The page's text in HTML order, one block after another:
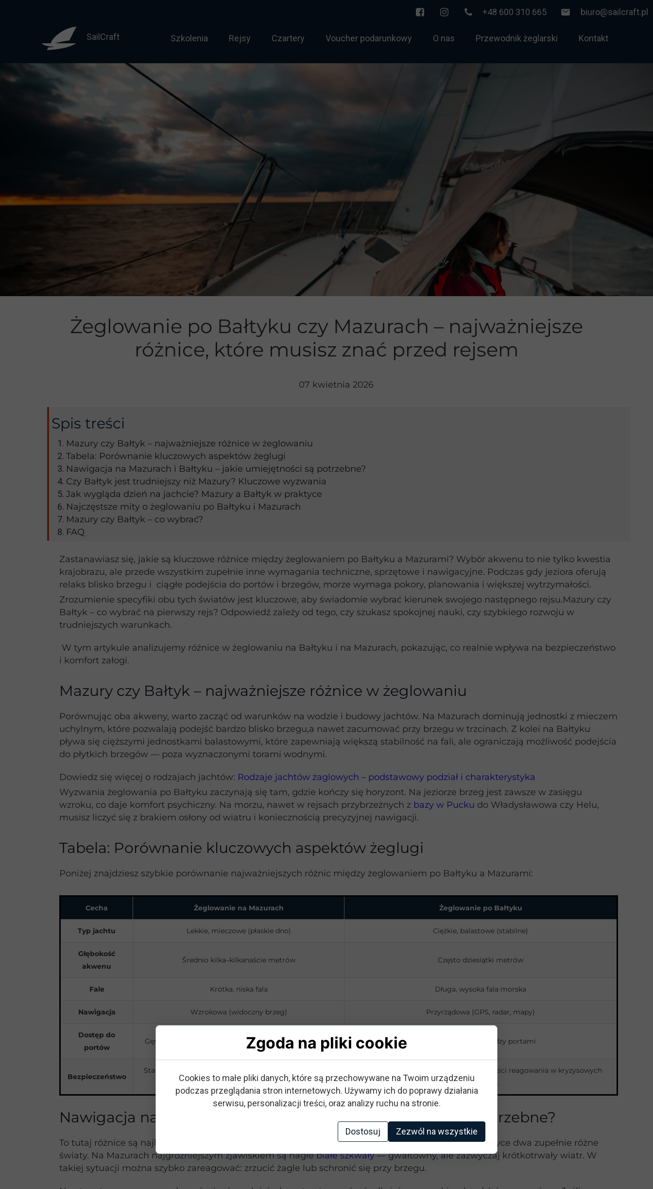
biuro@sailcraft.pl
+48 600 310 665
SailCraft Szkolenia
Sternik motorowodny
Motorowodny sternik morski
Licencja do holowania
Żeglarz jachtowy tygodniowy
Żeglarz jachtowy weekendowy
Jachtowy sternik morski
Manewrowanie jachtem
Rejsy
Norwegia 2026
Zachód Słońca
Twój rejs
Czartery Voucher podarunkowy O nas Przewodnik żeglarski Kontakt
Zastanawiasz się, jakie są kluczowe różnice między żeglowaniem po Bałtyku a Mazurami? Wybór akwenu to nie tylko kwestia
krajobrazu, ale przede wszystkim zupełnie inne wymagania techniczne, sprzętowe i nawigacyjne. Podczas gdy jeziora oferują
relaks blisko brzegu i ciągłe podejścia do portów i brzegów, morze wymaga pokory, planowania i większej wytrzymałości.
Zrozumienie specyfiki obu tych światów jest kluczowe, aby świadomie wybrać kierunek swojego następnego rejsu.Mazury czy
Bałtyk – co wybrać na pierwszy rejs? Odpowiedź zależy od tego, czy szukasz spokojnej nauki, czy szybkiego rozwoju w
trudniejszych warunkach.
W tym artykule analizujemy różnice w żeglowaniu na Bałtyku i na Mazurach, pokazując, co realnie wpływa na bezpieczeństwo
i komfort załogi.
Mazury czy Bałtyk – najważniejsze różnice w żeglowaniu
Porównując oba akweny, warto zacząć od warunków na wodzie i budowy jachtów. Na Mazurach dominują jednostki z mieczem
uchylnym, które pozwalają podejść bardzo blisko brzegu,a nawet zacumować przy brzegu w trzcinach. Z kolei na Bałtyku
pływa się cięższymi jednostkami balastowymi, które zapewniają większą stabilność na fali, ale ograniczają możliwość podejścia
do płytkich brzegów — poza wyznaczonymi torami wodnymi.
Dowiedz się więcej o rodzajach jachtów: Rodzaje jachtów żaglowych – podstawowy podział i charakterystyka
Wyzwania żeglowania po Bałtyku zaczynają się tam, gdzie kończy się horyzont. Na jeziorze brzeg jest zawsze w zasięgu
wzroku, co daje komfort psychiczny. Na morzu, nawet w rejsach przybrzeżnych z bazy w Pucku do Władysławowa czy Helu,
musisz liczyć się z brakiem osłony od wiatru i koniecznością precyzyjnej nawigacji.
Tabela: Porównanie kluczowych aspektów żeglugi
Poniżej znajdziesz szybkie porównanie najważniejszych różnic między żeglowaniem po Bałtyku a Mazurami:
Cecha Żeglowanie na Mazurach Żeglowanie po Bałtyku
Typ jachtu Lekkie, mieczowe (płaskie dno) Ciężkie, balastowe (stabilne)
Głębokość
akwenu
Średnio kilka–kilkanaście metrów Często dziesiątki metrów
Fale Krótka, niska fala Długa, wysoka fala morska
Nawigacja Wzrokowa (widoczny brzeg) Przyrządowa (GPS, radar, mapy)
Dostęp do
portów
Gęsta sieć portów i możliwość cumowania przy brzegu Duże odległości między portami
Bezpieczeństwo
Stała bliskość lądu i krótki czas oczekiwania na pomoc z
brzegu.
Konieczność samodzielności i umiejętności reagowania w kryzysowych
sytuacjach.
Nawigacja na Mazurach i Bałtyku – jakie umiejętności są potrzebne?
To tutaj różnice są najbardziej odczuwalne. Warunki pogodowe na Bałtyku i na Mazurach to w praktyce dwa zupełnie różne
światy. Na Mazurach najgroźniejszym zjawiskiem są nagłebiałe szkwały— gwałtowny, ale zazwyczaj krótkotrwały wiatr. W
takiej sytuacji można szybko zareagować: zrzucić żagle lub schronić się przy brzegu.
07 kwietnia 2026
Spis treści
Mazury czy Bałtyk – najważniejsze różnice w żeglowaniu
Tabela: Porównanie kluczowych aspektów żeglugi
Nawigacja na Mazurach i Bałtyku – jakie umiejętności są potrzebne?
Czy Bałtyk jest trudniejszy niż Mazury? Kluczowe wyzwania
Jak wygląda dzień na jachcie? Mazury a Bałtyk w praktyce
Najczęstsze mity o żeglowaniu po Bałtyku i Mazurach
Mazury czy Bałtyk – co wybrać?
FAQ
Żeglowanie po Bałtyku czy Mazurach – najważniejsze
różnice, które musisz znać przed rejsem
Zgoda na pliki cookie
Cookies to małe pliki danych, które są przechowywane na Twoim urządzeniu
podczas przeglądania stron internetowych. Używamy ich do poprawy działania
serwisu, personalizacji treści, oraz analizy ruchu na stronie.
Dostosuj Zezwól na wszystkie